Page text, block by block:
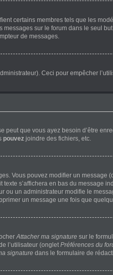
certains membres tels que les
sur le forum dans le seul
de messages.
Ceci pour empêcher
que vous ayez besoin d’être
pouvezjoindre des fichiers, etc.
Vous pouvez modifier un
s’affichera en bas du message
ou un administrateur modifie le
un message une fois que
Attacher ma signature sur le
l’utilisateur (onglet Préférences du
signature dans le formulaire de